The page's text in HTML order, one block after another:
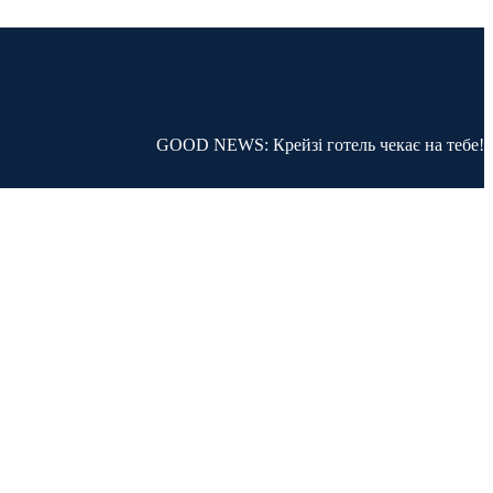
GOOD NEWS: Крейзі готель чекає на тебе!